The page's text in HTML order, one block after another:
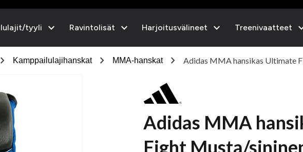
tyyli expand_more Ravintolisät expand_more Harjoitusvälineet expand_more Treenivaatteet
chevron_right Kamppailulajihanskat chevron_right MMA-hanskat chevron_right Adidas MMA hansikas Ultimate
Adidas MMA
Fight Musta/